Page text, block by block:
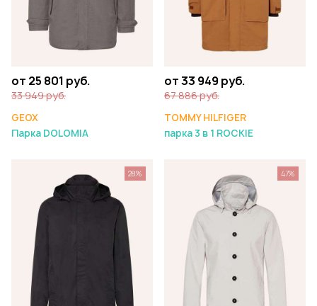
от 25 801 руб.
33 949 руб.
GEOX
Парка DOLOMIA
от 33 949 руб.
67 886 руб.
TOMMY HILFIGER
парка 3 в 1 ROCKIE
28% 47%